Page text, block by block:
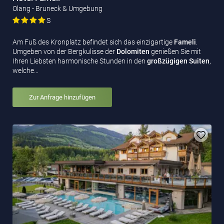
Olang - Bruneck & Umgebung
S
Am Fuß des Kronplatz befindet sich das einzigartige Fameli
Umgeben von der Bergkulisse der Dolomiten genießen Sie mit
Ihren Liebsten harmonische Stunden in den großzügigen Suiten,
welche…
Zur Anfrage hinzufügen